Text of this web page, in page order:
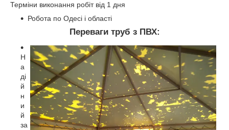
Терміни виконання робіт від 1 дня
Робота по Одесі і області
Переваги труб з ПВХ:
Н
а
ді
й
н
и
й
за